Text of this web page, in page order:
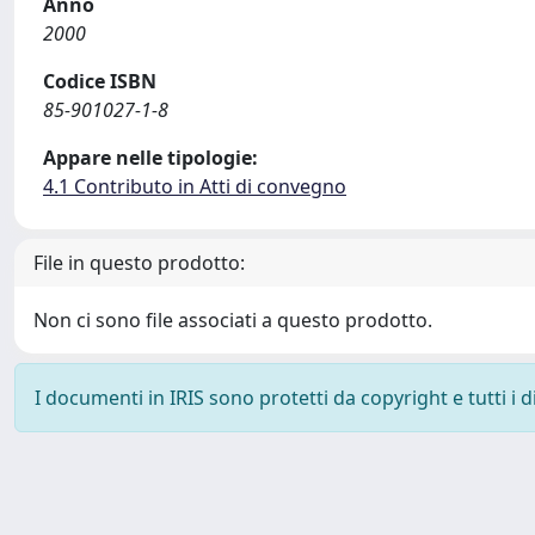
2000
Codice ISBN
85-901027-1-8
Appare nelle tipologie:
4.1 Contributo in Atti di convegno
File in questo prodotto:
Non ci sono file associati a questo prodotto.
I documenti in IRIS sono protetti da copyright e tutti i